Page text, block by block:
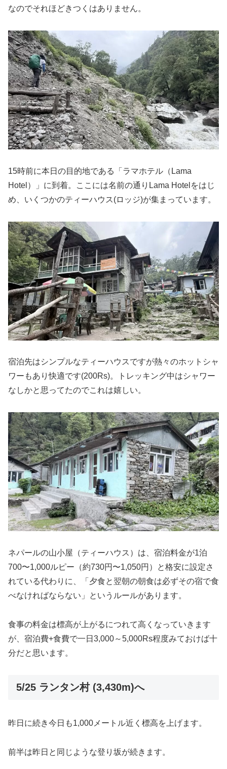
なのでそれほどきつくはありません。
15時前に本日の目的地である「ラマホテル（Lama
Hotel）」に到着。ここには名前の通りLama Hotelをはじ
め、いくつかのティーハウス(ロッジ)が集まっています。
宿泊先はシンプルなティーハウスですが熱々のホットシャ
ワーもあり快適です(200Rs)。トレッキング中はシャワー
なしかと思ってたのでこれは嬉しい。
ネパールの山小屋（ティーハウス）は、宿泊料金が1泊
700〜1,000ルピー（約730円〜1,050円）と格安に設定さ
れている代わりに、「夕食と翌朝の朝食は必ずその宿で食
べなければならない」というルールがあります。
食事の料金は標高が上がるにつれて高くなっていきます
が、宿泊費+食費で一日3,000～5,000Rs程度みておけば十
分だと思います。
5/25 ランタン村 (3,430m)へ
昨日に続き今日も1,000メートル近く標高を上げます。
前半は昨日と同じような登り坂が続きます。